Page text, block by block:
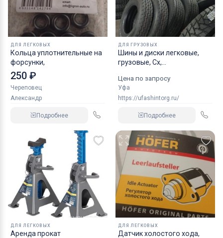
ДЛЯ ЛЕГКОВЫХ
Кольца уплотнительные на
форсунки,
250 ₽
Череповец
Александр
Подробнее
ДЛЯ ГРУЗОВЫХ
Шины и диски легковые,
грузовые, Сх,
Цена по запросу
Уфа
https://ufashintorg.ru/
Подробнее
ДЛЯ ЛЕГКОВЫХ
Аренда прокат
ДЛЯ ЛЕГКОВЫХ
Датчик холостого хода,